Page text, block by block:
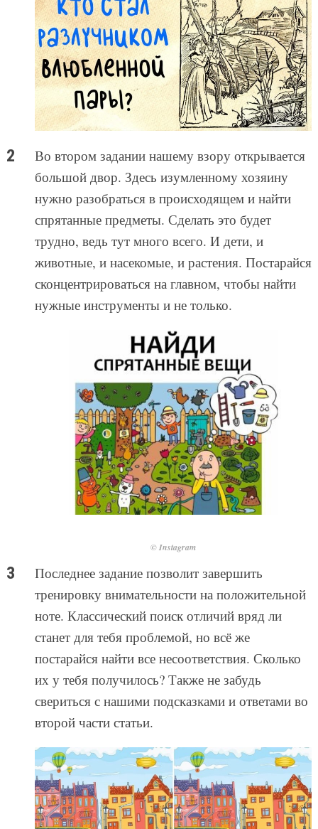
Во втором задании нашему взору открывается
большой двор. Здесь изумленному хозяину
нужно разобраться в происходящем и найти
спрятанные предметы. Сделать это будет
трудно, ведь тут много всего. И дети, и
животные, и насекомые, и растения. Постарайся
сконцентрироваться на главном, чтобы найти
нужные инструменты и не только.
© Instagram
Последнее задание позволит завершить
тренировку внимательности на положительной
ноте. Классический поиск отличий вряд ли
станет для тебя проблемой, но всё же
постарайся найти все несоответствия. Сколько
их у тебя получилось? Также не забудь
свериться с нашими подсказками и ответами во
второй части статьи.